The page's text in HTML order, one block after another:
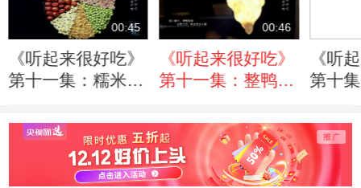
00:45
《听起来很好吃》
第十一集：糯米上
馅料
00:46
《听起来很好吃》
第十一集：整鸭脱
出骨之后鸭皮装水
不漏
《听
第十
通常
用两次